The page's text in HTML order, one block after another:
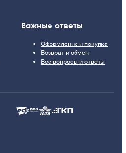
Важные ответы
Оформление и покупка
Возврат и обмен
Все вопросы и ответы